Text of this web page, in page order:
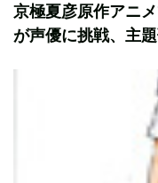
京極夏彦原作アニ
が声優に挑戦、主